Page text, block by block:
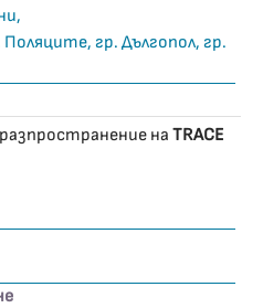
гр. Дългопол, гр.
на TRACE